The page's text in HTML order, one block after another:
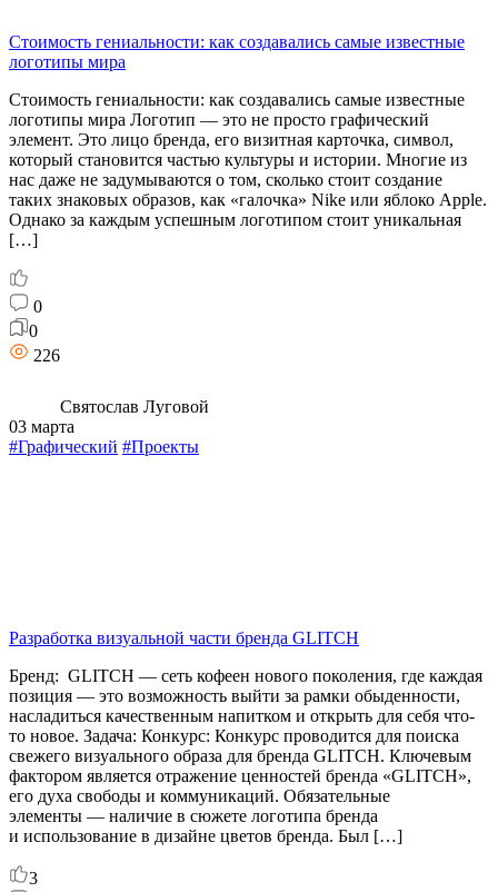
Стоимость гениальности: как создавались самые известные
логотипы мира
Стоимость гениальности: как создавались самые известные
логотипы мира Логотип — это не просто графический
элемент. Это лицо бренда, его визитная карточка, символ,
который становится частью культуры и истории. Многие из
нас даже не задумываются о том, сколько стоит создание
таких знаковых образов, как «галочка» Nike или яблоко Apple.
Однако за каждым успешным логотипом стоит уникальная
[…]
0
0
226
Святослав Луговой
03 марта
#Графический #Проекты
Разработка визуальной части бренда GLITCH
Бренд: GLITCH — сеть кофеен нового поколения, где каждая
позиция — это возможность выйти за рамки обыденности,
насладиться качественным напитком и открыть для себя что-
то новое. Задача: Конкурс: Конкурс проводится для поиска
свежего визуального образа для бренда GLITCH. Ключевым
фактором является отражение ценностей бренда «GLITCH»,
его духа свободы и коммуникаций. Обязательные
элементы — наличие в сюжете логотипа бренда
и использование в дизайне цветов бренда. Был […]
3